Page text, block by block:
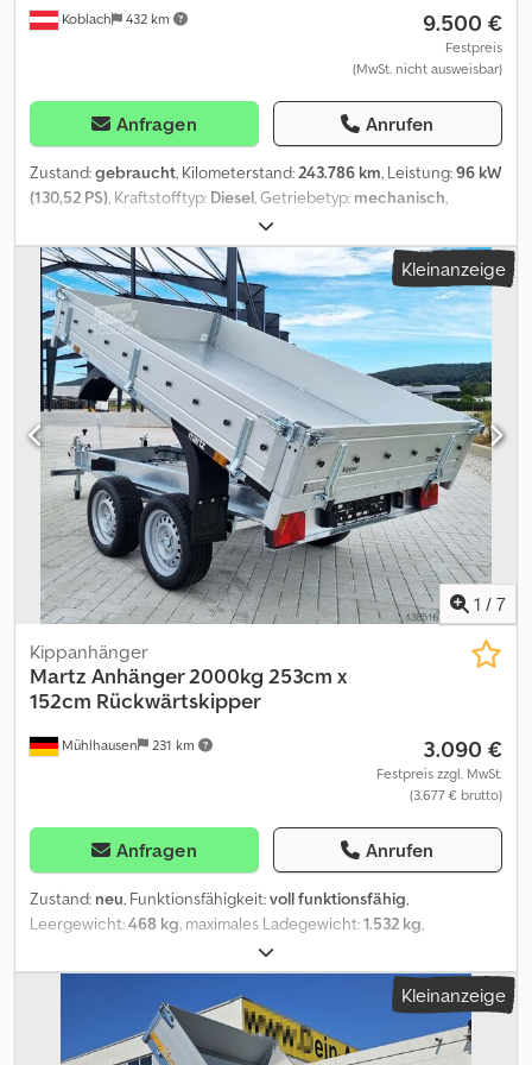
Möglichkeit zur individuellen Finanzierung. Carlo Mauri Srl
übernimmt keine Haftung für eventuelle unbeabsichtigte Fehler
in der Anzeige, die keine vertragliche Verpflichtung darstellt. Die
und Überführungskosten. Dcsdpjvv Eiqjfx Aqlok
Koblach 432 km 9.500 €
Festpreis
(MwSt. nicht ausweisbar)
Anfragen Anrufen
Zustand:gebraucht, Kilometerstand:243.786 km, Leistung:96 kW
(130,52 PS), Kraftstofftyp: Diesel, Getriebetyp: mechanisch,
, Erstzulassung:
Anzahl der Sitzplätze:9, Baujahr:2009, Ausstattung:ABS,
Allradantrieb, Elektronisches Stabilitätsprogramm (ESP),
Klimaanlage, Navigationssystem, Rußfilter, Zentralverriegelung
* VW T5 Caravelle Lang * Klimaanlage Dedpfex Iyhdox Aqlock *
Tempomat * Navigation * 2,5 L 93 kW * 243.786 km * Baujahr 2009
* 9 Sitze * Service Buch * 2 Schlüssel * Zustand gut *
WV2ZZZ7HZ9H013272 * Arbeitszeit von Mo bis Fr 07:30-12:00
13:00-18:00, Samstag 07:30-17:00. * E-Mail: * Tel/ Whatsapp/ Viber:
Alexandar Ilic * Tel/ Whatsapp/ Viber English: Mladen Ilic
Kleinanzeige
1 / 7
Mühlhausen 231 km
Kippanhänger
Martz Anhänger 2000kg 253cm x
152cm Rückwärtskipper
3.090 €
Festpreis zzgl. MwSt.
(3.677 € brutto)
Anfragen Anrufen
Zustand: neu, Funktionsfähigkeit:voll funktionsfähig,
Leergewicht:468 kg , maximales Ladegewicht:1.532 kg
, Achsen-Konfiguration:
Laderaumlänge:2.530 mm, Laderaumbreite:1.520 mm, Baujahr:
, Lieferumfang: 1x Martz Rückwärtskipper Anhänger mit
Stahlboden und Handpumpe 253x152cm 2000kg Beschreibung:
Der Martz Rückwärtskipper mit Handpumpe ist die robuste
Kleinanzeige